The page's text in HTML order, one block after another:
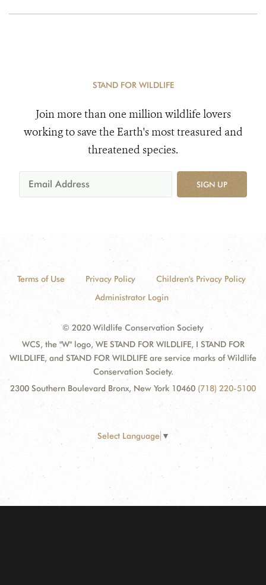
STAND FOR WILDLIFE
Join more than one million wildlife lovers
working to save the Earth's most treasured and
threatened species.
SIGN UP
Terms of Use Privacy Policy
Children's Privacy Policy
Administrator Login
© 2020 Wildlife Conservation Society
WCS, the "W" logo, WE STAND FOR WILDLIFE, I STAND FOR
WILDLIFE, and STAND FOR WILDLIFE are service marks of Wildlife
Conservation Society.
2300 Southern Boulevard Bronx, New York 10460 (718) 220-5100
Select Language ▼